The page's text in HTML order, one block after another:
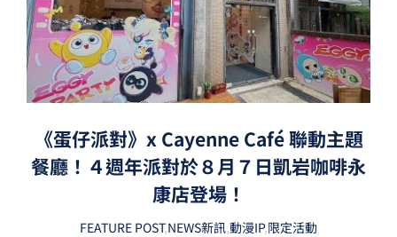
《蛋仔派對》x Cayenne Café 聯動主題
餐廳！４週年派對於８月７日凱岩咖啡永
康店登場！
FEATURE POST,NEWS新訊,動漫IP,限定活動